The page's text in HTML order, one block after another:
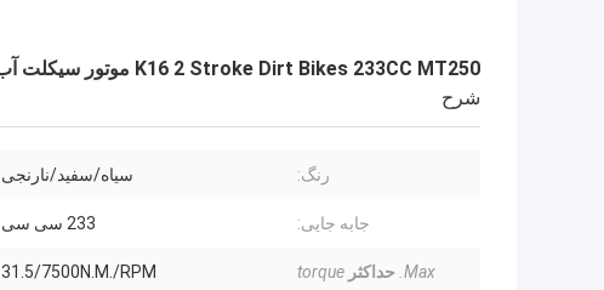
K16 2 Stroke Dirt Bikes 233CC MT250 موتور سیکلت آب خنک
شرح
رنگ: سیاه/سفید/نارنجی
جابه جایی: 233 سی سی
Max. حداکثر torque
31.5/7500N.M./RPM